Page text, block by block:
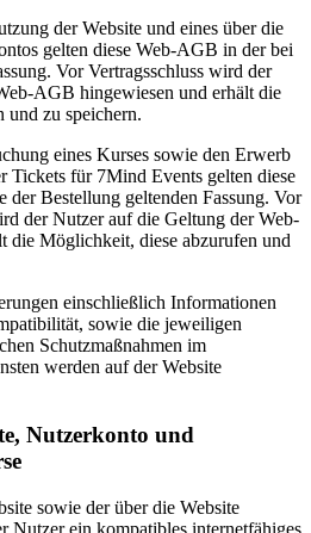
der Website und eines über die
gelten diese Web-AGB in der bei
Vor Vertragsschluss wird der
AGB hingewiesen und erhält die
und zu speichern.
eines Kurses sowie den Erwerb
Tickets für 7Mind Events gelten diese
Bestellung geltenden Fassung. Vor
der Nutzer auf die Geltung der Web-
die Möglichkeit, diese abzurufen und
einschließlich Informationen
sowie die jeweiligen
Schutzmaßnahmen im
werden auf der Website
Nutzerkonto und
sowie der über die Website
Nutzer ein kompatibles internetfähiges